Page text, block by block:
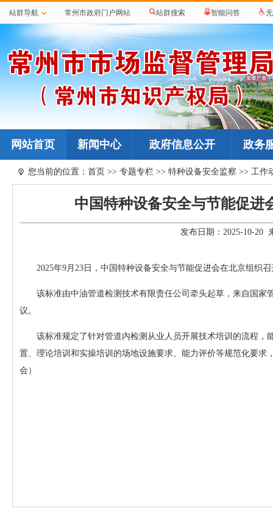
站群导航 常州市政府门户网站 站群搜索 智能问答
网站首页 新闻中心 政府信息公开 政务
您当前的位置： 首页 >> 专题专栏 >> 特种设备安全监察 >> 工作
中国特种设备安全与节能促进
发布日期：2025-10-20
2025年9月23日，中国特种设备安全与节能促进会在北京组织
该标准由中油管道检测技术有限责任公司牵头起草，来自国
议。
该标准规定了针对管道内检测从业人员开展技术培训的流程
置、理论培训和实操培训的场地设施要求、能力评价等规范化要
会）